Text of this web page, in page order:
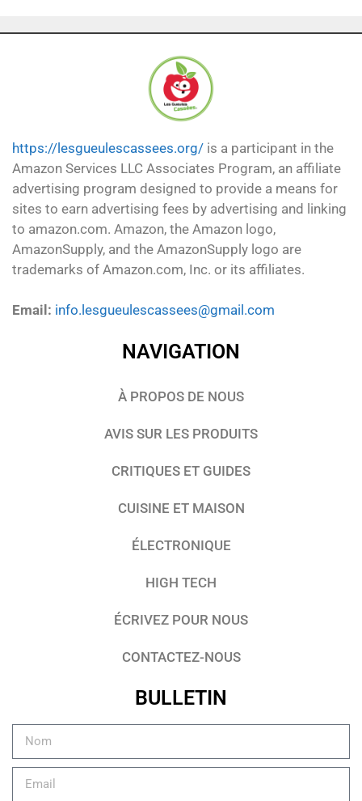
https://lesgueulescassees.org/ is a participant in the
Amazon Services LLC Associates Program, an affiliate
advertising program designed to provide a means for
sites to earn advertising fees by advertising and linking
to amazon.com. Amazon, the Amazon logo,
AmazonSupply, and the AmazonSupply logo are
trademarks of Amazon.com, Inc. or its affiliates.
Email: info.lesgueulescassees@gmail.com
NAVIGATION
À PROPOS DE NOUS
AVIS SUR LES PRODUITS
CRITIQUES ET GUIDES
CUISINE ET MAISON
ÉLECTRONIQUE
HIGH TECH
ÉCRIVEZ POUR NOUS
CONTACTEZ-NOUS
BULLETIN